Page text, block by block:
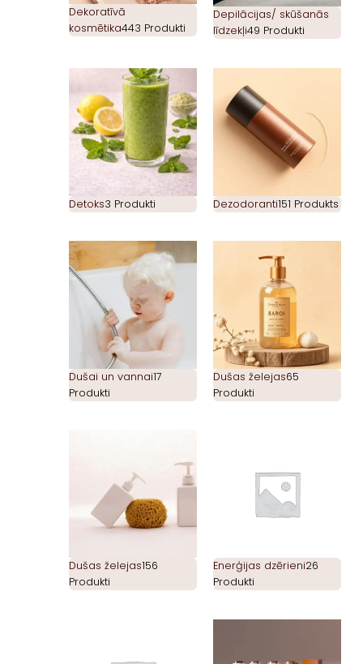
Dekoratīvā
kosmētika443 Produkti
Depilācijas/ skūšanās
līdzekļi49 Produkti
Detoks3 Produkti Dezodoranti151 Produkts
Dušai un vannai17
Produkti
Dušas želejas65
Produkti
Dušas želejas156
Produkti
Enerģijas dzērieni26
Produkti